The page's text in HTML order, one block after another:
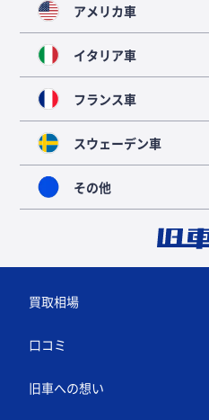
アメリカ車
イタリア車
フランス車
スウェーデン車
その他
買取相場
口コミ
旧車への想い